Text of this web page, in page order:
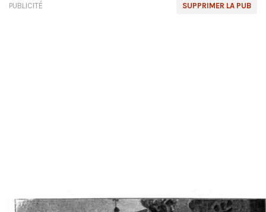
SUPPRIMER LA PUB
PUBLICITÉ